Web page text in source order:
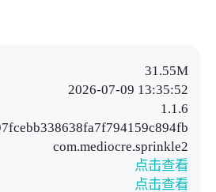
31.55M
2026-07-09 13:35:52
1.1.6
com.mediocre.sprinkle2
点击查看
点击查看